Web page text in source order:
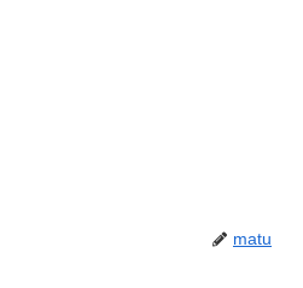
matu